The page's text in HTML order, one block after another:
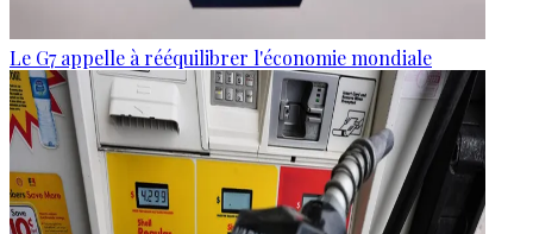
Le G7 appelle à rééquilibrer l'économie mondiale